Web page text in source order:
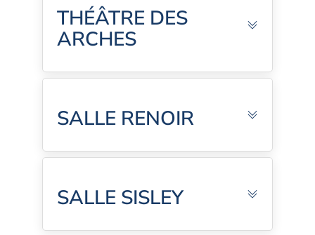
THÉÂTRE DES
ARCHES
SALLE RENOIR
SALLE SISLEY